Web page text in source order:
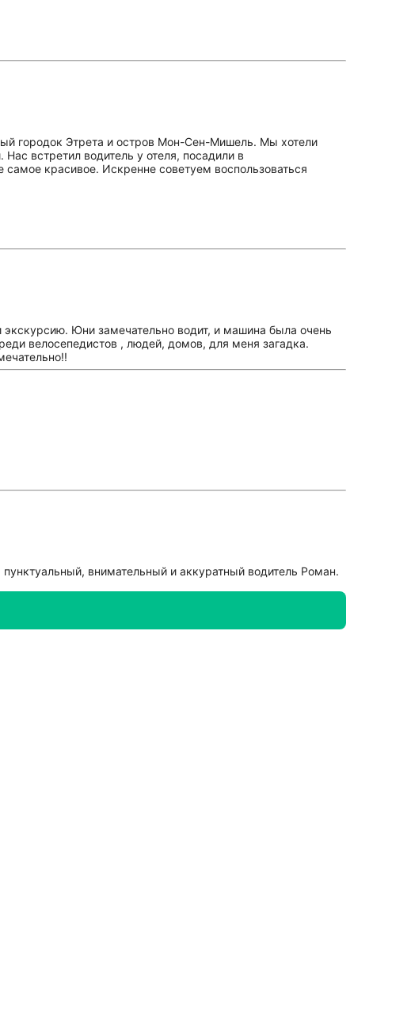
городок Этрета и остров Мон-Сен-Мишель. Мы хотели
встретил водитель у отеля, посадили в
красивое. Искренне советуем воспользоваться
Юни замечательно водит, и машина была очень
велосепедистов , людей, домов, для меня загадка.
внимательный и аккуратный водитель Роман.